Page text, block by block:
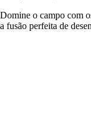
Domine o campo com
a fusão perfeita de